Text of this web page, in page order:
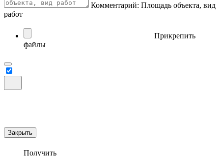
Комментарий: Площадь объекта, вид
работ
Прикрепить
файлы
Закрыть
Получить